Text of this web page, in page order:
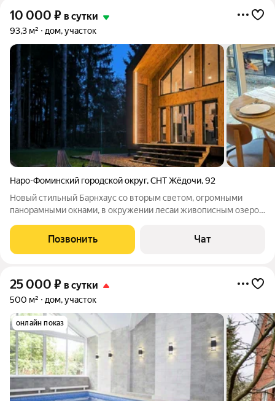
10 000 ₽ в сутки
93,3 м² дом, участок
Наро-Фоминский городской округ,СНТ Жёдочи,92
Новый стильный Барнхаус со вторым светом, огромными
панорамными окнами, в окружении лесаи живописным озером
шикарная баня с панорамным окном!) Здравствуйте, меня
зовут Евгений, я управляющий
Позвонить Чат
25 000 ₽ в сутки
500 м² дом, участок
онлайн показ